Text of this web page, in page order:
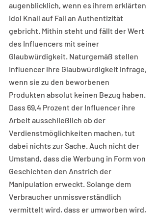
augenblicklich, wenn es ihrem erklärten
Idol Knall auf Fall an Authentizität
gebricht. Mithin steht und fällt der Wert
des Influencers mit seiner
Glaubwürdigkeit. Naturgemäß stellen
Influencer ihre Glaubwürdigkeit infrage,
wenn sie zu den beworbenen
Produkten absolut keinen Bezug haben.
Dass 69,4 Prozent der Influencer ihre
Arbeit ausschließlich ob der
Verdienstmöglichkeiten machen, tut
dabei nichts zur Sache. Auch nicht der
Umstand, dass die Werbung in Form von
Geschichten den Anstrich der
Manipulation erweckt. Solange dem
Verbraucher unmissverständlich
vermittelt wird, dass er umworben wird,